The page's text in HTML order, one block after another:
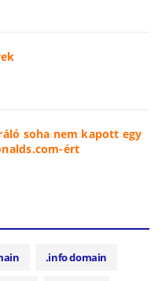
soha nem kapott egy
ért
.info domain